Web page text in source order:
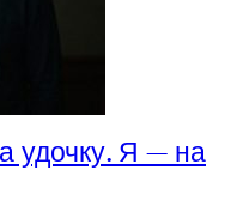
удочку. Я — на